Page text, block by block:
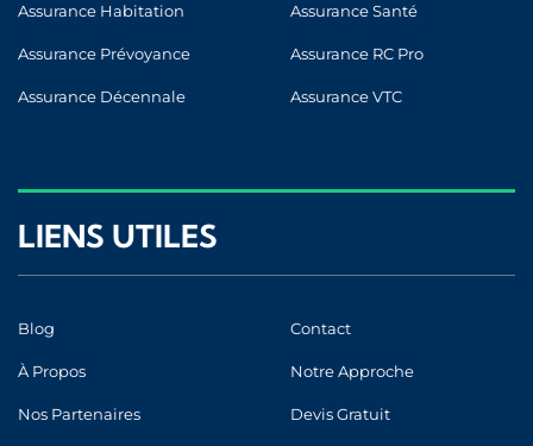
Assurance Habitation Assurance Santé
Assurance Prévoyance Assurance RC Pro
Assurance Décennale Assurance VTC
LIENS UTILES
Blog Contact
À Propos Notre Approche
Nos Partenaires Devis Gratuit